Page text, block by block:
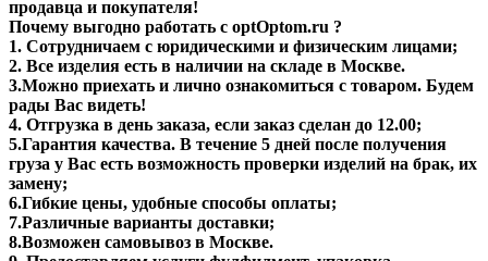
продавца и покупателя!
Почему выгодно работать с optOptom.ru ?
1. Сотрудничаем с юридическими и физическим лицами;
2. Все изделия есть в наличии на складе в Москве.
3.Можно приехать и лично ознакомиться с товаром. Будем
рады Вас видеть!
4. Отгрузка в день заказа, если заказ сделан до 12.00;
5.Гарантия качества. В течение 5 дней после получения
груза у Вас есть возможность проверки изделий на брак, их
замену;
6.Гибкие цены, удобные способы оплаты;
7.Различные варианты доставки;
8.Возможен самовывоз в Москве.